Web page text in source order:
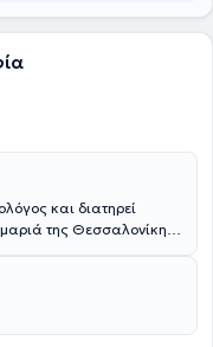
και διατηρεί
της Θεσσαλονίκης
και απέκτησε τον τίτλο
σε τεχνικές
χρωματογραφία, στην
περιβάλλον.